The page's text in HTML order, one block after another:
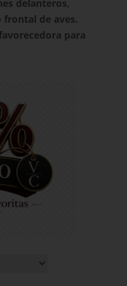
delanteros,
frontal de aves.
para